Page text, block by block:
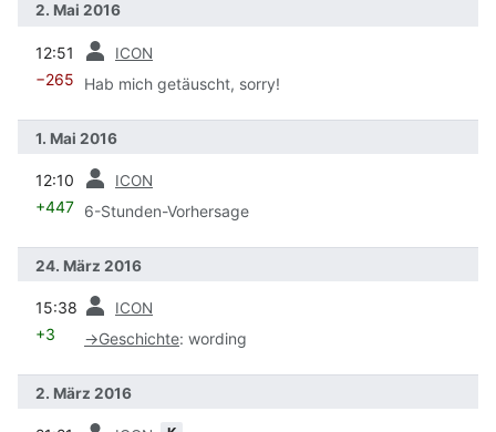
2. Mai 2016
12:51 ICON
−265 Hab mich getäuscht, sorry!
1. Mai 2016
12:10 ICON
+447 6-Stunden-Vorhersage
24. März 2016
15:38 ICON
+3 →Geschichte: wording
2. März 2016